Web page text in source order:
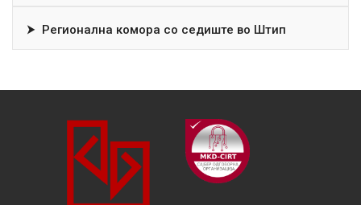
⮞ Регионална комора со седиште во Штип